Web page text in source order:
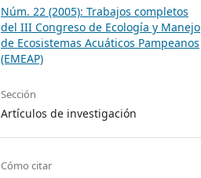
Núm. 22 (2005): Trabajos completos
del III Congreso de Ecología y Manejo
de Ecosistemas Acuáticos Pampeanos
(EMEAP)
Sección
Artículos de investigación
Cómo citar